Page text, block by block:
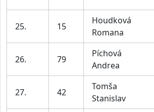
25. 15
Houdková
Romana
26. 79
Píchová
Andrea
27. 42
Tomša
Stanislav